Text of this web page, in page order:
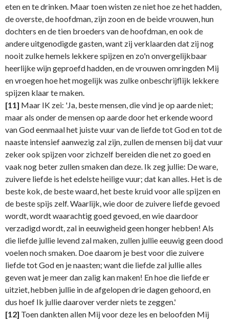
eten en te drinken. Maar toen wisten ze niet hoe ze het hadden,
de overste, de hoofdman, zijn zoon en de beide vrouwen, hun
dochters en de tien broeders van de hoofdman, en ook de
andere uitgenodigde gasten, want zij verklaarden dat zij nog
nooit zulke hemels lekkere spijzen en zo'n onvergelijkbaar
heerlijke wijn geproefd hadden, en de vrouwen omringden Mij
en vroegen hoe het mogelijk was zulke onbeschrijflijk lekkere
spijzen klaar te maken.
[11] Maar IK zei: 'Ja, beste mensen, die vind je op aarde niet;
maar als onder de mensen op aarde door het erkende woord
van God eenmaal het juiste vuur van de liefde tot God en tot de
naaste intensief aanwezig zal zijn, zullen de mensen bij dat vuur
zeker ook spijzen voor zichzelf bereiden die net zo goed en
vaak nog beter zullen smaken dan deze. Ik zeg jullie: De ware,
zuivere liefde is het edelste heilige vuur; dat kan alles. Het is de
beste kok, de beste waard, het beste kruid voor alle spijzen en
de beste spijs zelf. Waarlijk, wie door de zuivere liefde gevoed
wordt, wordt waarachtig goed gevoed, en wie daardoor
verzadigd wordt, zal in eeuwigheid geen honger hebben! Als
die liefde jullie levend zal maken, zullen jullie eeuwig geen dood
voelen noch smaken. Doe daarom je best voor die zuivere
liefde tot God en je naasten; want die liefde zal jullie alles
geven wat je meer dan zalig kan maken! En hoe die liefde er
uitziet, hebben jullie in de afgelopen drie dagen gehoord, en
dus hoef Ik jullie daarover verder niets te zeggen.'
[12] Toen dankten allen Mij voor deze les en beloofden Mij